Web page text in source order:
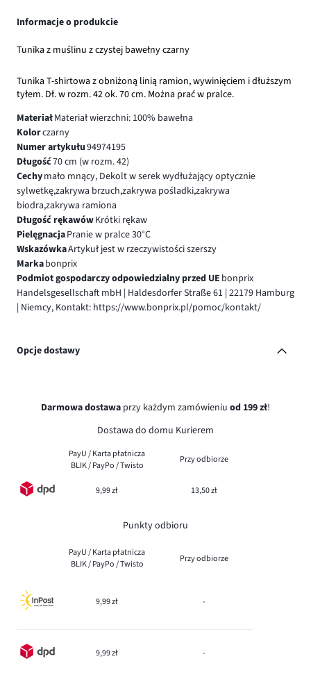
Informacje o produkcie
Tunika z muślinu z czystej bawełny czarny
Tunika T-shirtowa z obniżoną linią ramion, wywinięciem i dłuższym
tyłem. Dł. w rozm. 42 ok. 70 cm. Można prać w pralce.
MateriałMateriał wierzchni: 100% bawełna
Kolorczarny
Numer artykułu94974195
Długość70 cm (w rozm. 42)
Cechymało mnący, Dekolt w serek wydłużający optycznie
sylwetkę,zakrywa brzuch,zakrywa pośladki,zakrywa
biodra,zakrywa ramiona
Długość rękawówKrótki rękaw
PielęgnacjaPranie w pralce 30°C
WskazówkaArtykuł jest w rzeczywistości szerszy
Markabonprix
Podmiot gospodarczy odpowiedzialny przed UE bonprix
Handelsgesellschaft mbH | Haldesdorfer Straße 61 | 22179 Hamburg
| Niemcy, Kontakt: https://www.bonprix.pl/pomoc/kontakt/
Opcje dostawy
Darmowa dostawa przy każdym zamówieniu od 199 zł!
Dostawa do domu Kurierem
PayU / Karta płatnicza
BLIK / PayPo / Twisto
Przy odbiorze
9,99 zł 13,50 zł
Punkty odbioru
PayU / Karta płatnicza
BLIK / PayPo / Twisto
Przy odbiorze
9,99 zł -
9,99 zł -